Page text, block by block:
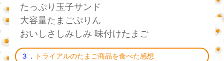
たっぷり玉子サンド
大容量たまごぷりん
おいしさしみしみ 味付けたまご
３． トライアルのたまご商品を食べた感想